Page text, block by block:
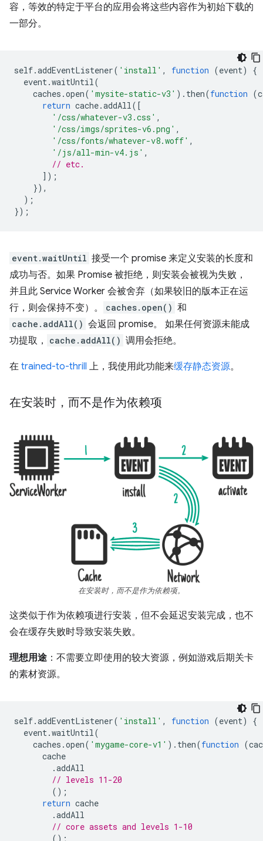
容，等效的特定于平台的应用会将这些内容作为初始下载的
一部分。
self.addEventListener( 'install' , function (event)
{
event.waitUntil(
caches .open( 'mysite-static-v3' ). then(function (
return cache.addAll([
'/css/whatever-v3.css' ,
'/css/imgs/sprites-v6.png' ,
'/css/fonts/whatever-v8.woff' ,
'/js/all-min-v4.js' ,
// etc.
]);
}),
);
});
event.waitUntil 接受一个 promise 来定义安装的长度和
成功与否。如果 Promise 被拒绝，则安装会被视为失败，
并且此 Service Worker 会被舍弃（如果较旧的版本正在运
行，则会保持不变）。
caches.open() 和
cache.addAll() 会返回 promise。 如果任何资源未能成
功提取，
cache.addAll() 调用会拒绝。
在 trained-to-thrill 上，我使用此功能来缓存静态资源。
在安装时，而不是作为依赖项
在安装时，而不是作为依赖项。
这类似于作为依赖项进行安装，但不会延迟安装完成，也不
会在缓存失败时导致安装失败。
理想用途 ：不需要立即使用的较大资源，例如游戏后期关卡
的素材资源。
self.addEventListener( 'install' , function (event)
{
event.waitUntil(
caches .open( 'mygame-core-v1' ). then(function (
cache
.addAll
// levels 11-20
();
return cache
.addAll
// core assets and levels 1-10
();